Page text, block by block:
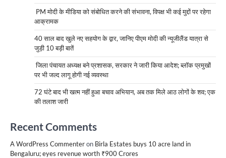
PM मोदी के मीडिया को संबोधित करने की संभावना, विपक्ष भी कई मुद्दों पर रहेगा
आक्रामक
40 साल बाद खुले नए सहयोग के द्वार, जानिए पीएम मोदी की न्यूजीलैंड यात्रा से
जुड़ी 10 बड़ी बातें
जिला पंचायत अध्यक्ष बने प्रशासक, सरकार ने जारी किया आदेश; ब्लॉक प्रमुखों
पर भी जल्द लागू होगी नई व्यवस्था
72 घंटे बाद भी खत्म नहीं हुआ बचाव अभियान, अब तक मिले आठ लोगों के शव; एक
की तलाश जारी
Recent Comments
A WordPress Commenteron Birla Estates buys 10 acre land in
Bengaluru; eyes revenue worth ₹900 Crores